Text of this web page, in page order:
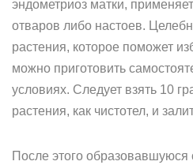
эндометриоз матки,
отваров либо настоев.
растения, которое поможет
можно приготовить
условиях. Следует взять 10
растения, как чистотел, и
После этого